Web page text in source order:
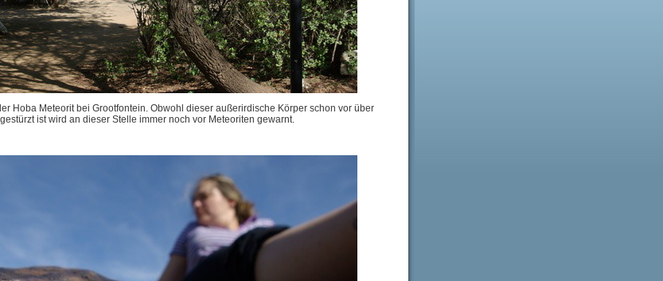
Hoba Meteorit bei Grootfontein. Obwohl dieser außerirdische Körper schon vor über
ist wird an dieser Stelle immer noch vor Meteoriten gewarnt.